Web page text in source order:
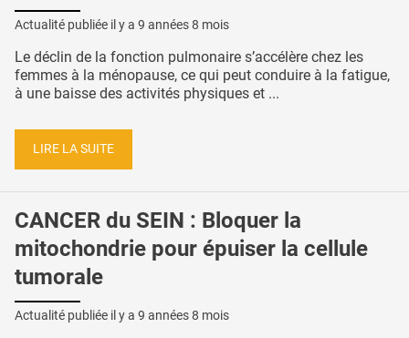
Actualité publiée il y a 9 années 8 mois
Le déclin de la fonction pulmonaire s’accélère chez les
femmes à la ménopause, ce qui peut conduire à la fatigue,
à une baisse des activités physiques et ...
LIRE LA SUITE
CANCER du SEIN : Bloquer la
mitochondrie pour épuiser la cellule
tumorale
Actualité publiée il y a 9 années 8 mois